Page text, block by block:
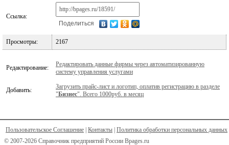
Ссылка:
Поделиться
Просмотры: 2167
Редактирование:
Редактировать данные фирмы через автоматизированную
систему управления услугами
Добавить:
Загрузить прайс-лист и логотип, оплатив регистрацию в разделе
"Бизнес". Всего 1000руб. в месяц
Пользовательское Соглашение Контакты Политика обработки персональных данных
© 2007-2026 Справочник предприятий России Bpages.ru